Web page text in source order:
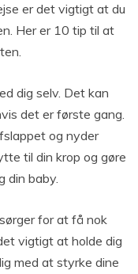
er det vigtigt at du
Her er 10 tip til at
dig selv. Det kan
det er første gang.
og nyder
til din krop og gøre
din baby.
for at få nok
vigtigt at holde dig
med at styrke dine